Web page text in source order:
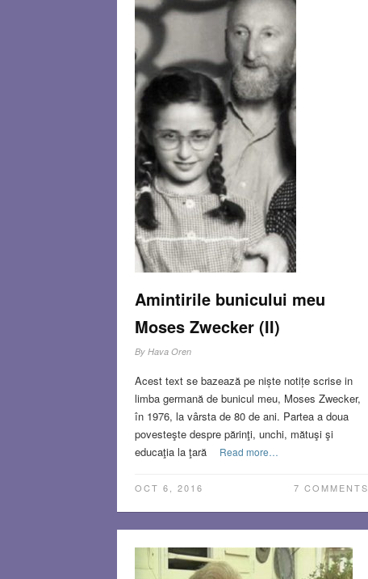
Amintirile bunicului meu
Moses Zwecker (II)
By Hava Oren
Acest text se bazează pe niște notițe scrise in
limba germană de bunicul meu, Moses Zwecker,
în 1976, la vârsta de 80 de ani. Partea a doua
povesteşte despre părinţi, unchi, mătuşi şi
educaţia la ţară
Read more…
OCT 6, 2016 7 COMMENTS